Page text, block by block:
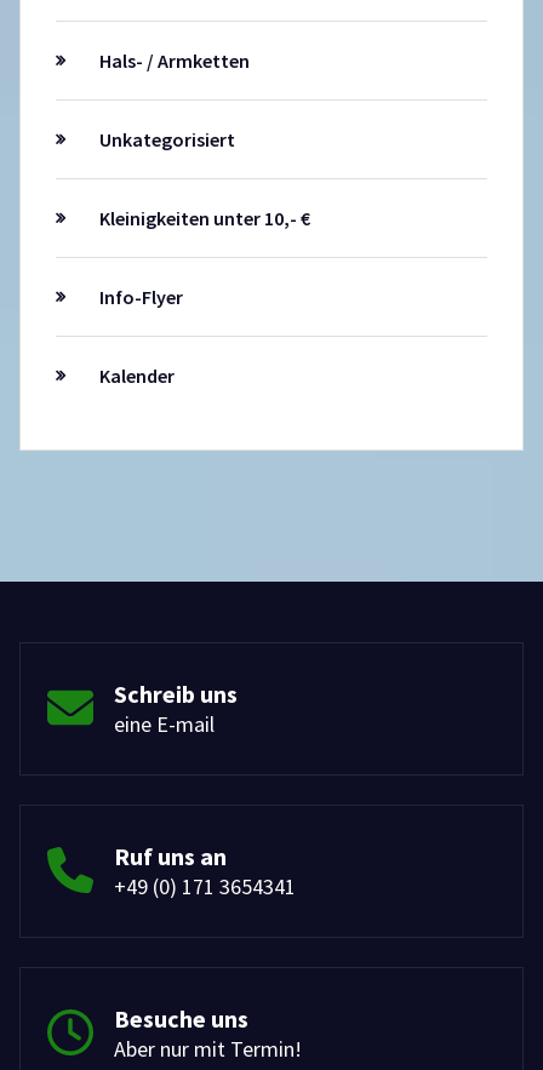
Hals- / Armketten
Unkategorisiert
Kleinigkeiten unter 10,- €
Info-Flyer
Kalender
Schreib uns
eine E-mail
Ruf uns an
+49 (0) 171 3654341
Besuche uns
Aber nur mit Termin!